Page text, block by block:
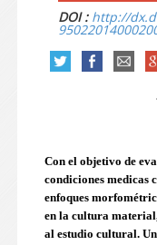
DOI : http://
Con el objetivo de
condiciones medicas
enfoques
en la cultura
al estudio cultural.